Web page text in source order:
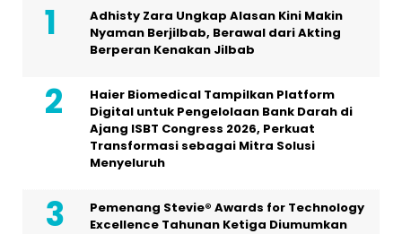
Adhisty Zara Ungkap Alasan Kini Makin
Nyaman Berjilbab, Berawal dari Akting
Berperan Kenakan Jilbab
Haier Biomedical Tampilkan Platform
Digital untuk Pengelolaan Bank Darah di
Ajang ISBT Congress 2026, Perkuat
Transformasi sebagai Mitra Solusi
Menyeluruh
Pemenang Stevie® Awards for Technology
Excellence Tahunan Ketiga Diumumkan